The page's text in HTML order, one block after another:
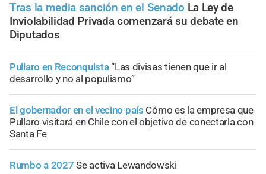
Tras la media sanción en el Senado La Ley de
Inviolabilidad Privada comenzará su debate en
Diputados
Pullaro en Reconquista“Las divisas tienen que ir al
desarrollo y no al populismo”
El gobernador en el vecino país Cómo es la empresa que
Pullaro visitará en Chile con el objetivo de conectarla con
Santa Fe
Rumbo a 2027 Se activa Lewandowski